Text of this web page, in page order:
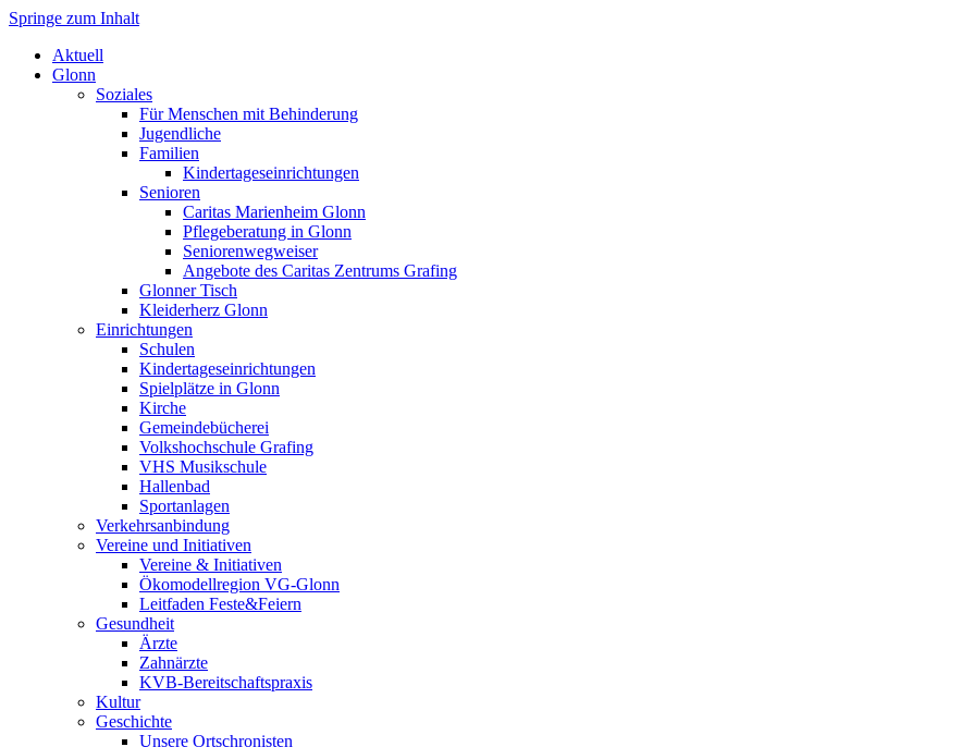
Markt Glonn
Springe zum Inhalt
Aktuell
Glonn
Soziales
Für Menschen mit Behinderung
Jugendliche
Familien
Kindertageseinrichtungen
Senioren
Caritas Marienheim Glonn
Pflegeberatung in Glonn
Seniorenwegweiser
Angebote des Caritas Zentrums Grafing
Glonner Tisch
Kleiderherz Glonn
Einrichtungen
Schulen
Kindertageseinrichtungen
Spielplätze in Glonn
Kirche
Gemeindebücherei
Volkshochschule Grafing
VHS Musikschule
Hallenbad
Sportanlagen
Verkehrsanbindung
Vereine und Initiativen
Vereine & Initiativen
Ökomodellregion VG-Glonn
Leitfaden Feste&Feiern
Gesundheit
Ärzte
Zahnärzte
KVB-Bereitschaftspraxis
Kultur
Geschichte
Unsere Ortschronisten